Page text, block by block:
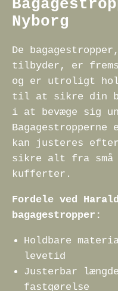
Nyborg
De
tilbyder, er
og er utroligt
til at sikre din
i at bevæge sig
kan justeres
sikre alt fra
kufferter.
Fordele ved
bagagestropper:
Holdbare
levetid
Justerbar
fastgørelse